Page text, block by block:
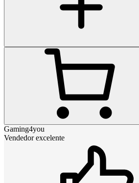
Gaming4you
Vendedor excelente